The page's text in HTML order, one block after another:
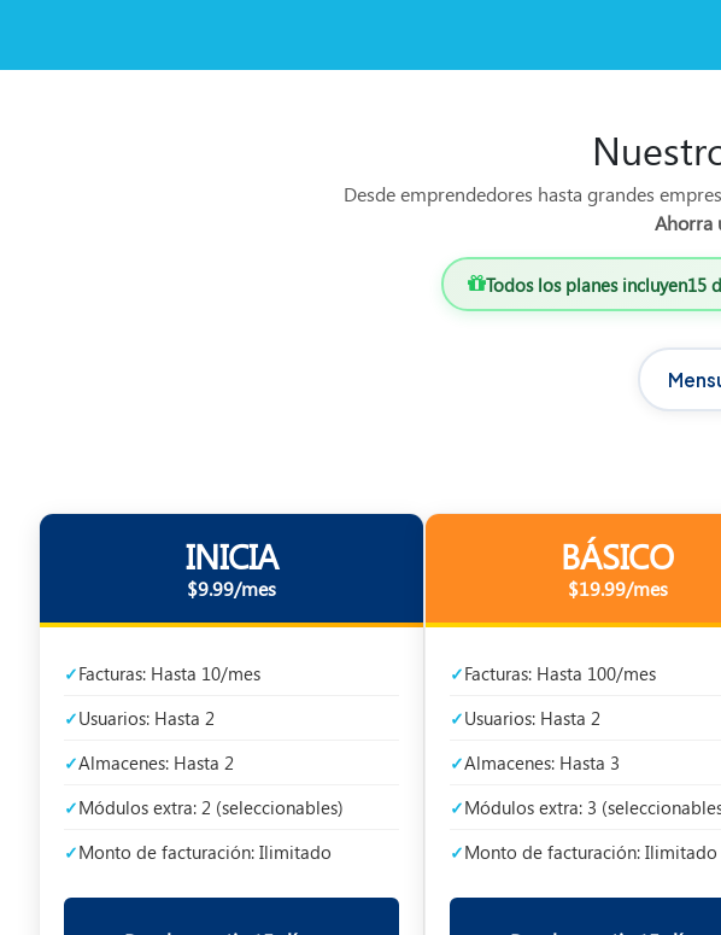
Desde emprendedores hasta grandes
Ahorra
Todos los planes incluyen15
INICIA
$9.99/mes
Facturas: Hasta 10/mes
Usuarios: Hasta 2
Almacenes: Hasta 2
Módulos extra: 2 (seleccionables)
Monto de facturación: Ilimitado
BÁSICO
$19.99/mes
Facturas: Hasta 100/mes
Usuarios: Hasta 2
Almacenes: Hasta 3
Módulos extra: 3
Monto de facturación: Ilimitado